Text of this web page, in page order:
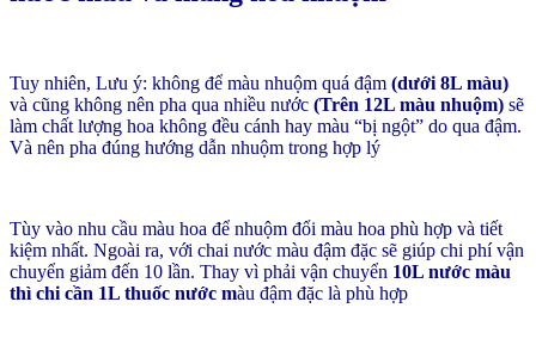
Tuy nhiên, Lưu ý: không để màu nhuộm quá đậm (dưới 8L màu)
và cũng không nên pha qua nhiều nước (Trên 12L màu nhuộm) sẽ
làm chất lượng hoa không đều cánh hay màu “bị ngột” do qua đậm.
Và nên pha đúng hướng dẫn nhuộm trong hợp lý
Tùy vào nhu cầu màu hoa để nhuộm đổi màu hoa phù hợp và tiết
kiệm nhất. Ngoài ra, với chai nước màu đậm đặc sẽ giúp chi phí vận
chuyển giảm đến 10 lần. Thay vì phải vận chuyển 10L nước màu
thì chi cần 1L thuốc nước màu đậm đặc là phù hợp